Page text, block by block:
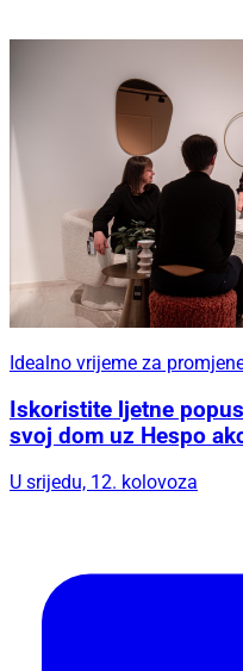
Idealno vrijeme za
Iskoristite ljetne
svoj dom uz Hespo
U srijedu, 12. kolovoza